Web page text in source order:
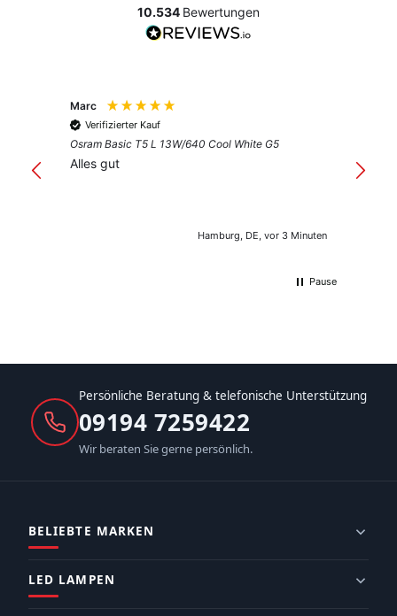
10.534 Bewertungen
Marc
Verifizierter Kauf
Osram Basic T5 L 13W/640 Cool White G5
Alles gut
Hamburg, DE, vor 3 Minuten
Pause
Persönliche Beratung & telefonische Unterstützung
09194 7259422
Wir beraten Sie gerne persönlich.
BELIEBTE MARKEN
LED LAMPEN